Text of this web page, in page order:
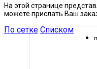
На этой странице
можете прислать Ваш
По сетке Списком